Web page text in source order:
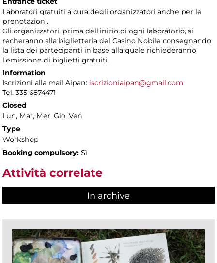
Laboratori gratuiti a cura degli organizzatori anche per le
prenotazioni.
Gli organizzatori, prima dell'inizio di ogni laboratorio, si
recheranno alla biglietteria del Casino Nobile consegnando
la lista dei partecipanti in base alla quale richiederanno
l'emissione di biglietti gratuiti.
Information
Iscrizioni alla mail Aipan: iscrizioniaipan@gmail.com
Tel. 335 6874471
Closed
Lun, Mar, Mer, Gio, Ven
Type
Workshop
Booking compulsory: Sì
Attività correlate
In archive